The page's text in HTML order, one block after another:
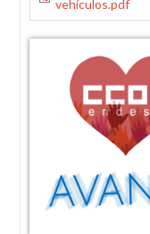
vehículos.pdf